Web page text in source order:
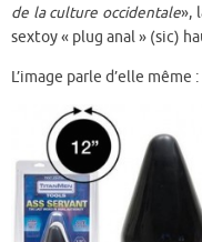
de la culture occidentale»,
sextoy « plug anal » (sic)
L’image parle d’elle même :